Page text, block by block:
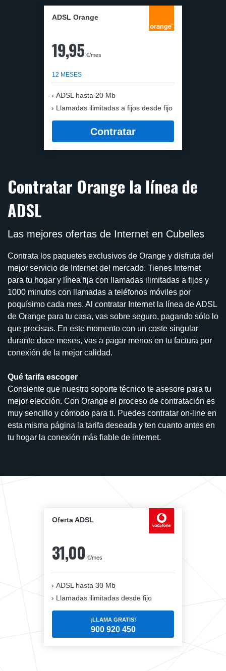
ADSL Orange
19,95 €/mes
12 MESES
ADSL hasta 20 Mb
Llamadas ilimitadas a fijos desde fijo
Contratar
Contratar Orange la línea de
ADSL
Las mejores ofertas de Internet en Cubelles
Contrata los paquetes exclusivos de Orange y disfruta del
mejor servicio de Internet del mercado. Tienes Internet
para tu hogar y línea fija con llamadas ilimitadas a fijos y
1000 minutos con llamadas a teléfonos móviles por
poquísimo cada mes. Al contratar Internet la línea de ADSL
de Orange para tu casa, vas sobre seguro, pagando sólo lo
que precisas. En este momento con un coste singular
durante doce meses, vas a pagar menos en tu factura por
conexión de la mejor calidad.
Qué tarifa escoger
Consiente que nuestro soporte técnico te asesore para tu
mejor elección. Con Orange el proceso de contratación es
muy sencillo y cómodo para ti. Puedes contratar on-line en
esta misma página la tarifa deseada y ten cuanto antes en
tu hogar la conexión más fiable de internet.
Oferta ADSL
31,00 €/mes
ADSL hasta 30 Mb
Llamadas ilimitadas desde fijo
¡LLAMA GRATIS!
900 920 450